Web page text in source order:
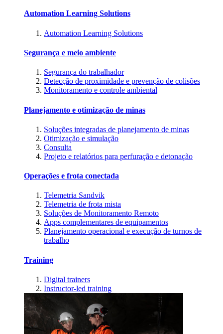
Automation Learning Solutions
Automation Learning Solutions
Segurança e meio ambiente
Segurança do trabalhador
Detecção de proximidade e prevenção de colisões
Monitoramento e controle ambiental
Planejamento e otimização de minas
Soluções integradas de planejamento de minas
Otimização e simulação
Consulta
Projeto e relatórios para perfuração e detonação
Operações e frota conectada
Telemetria Sandvik
Telemetria de frota mista
Soluções de Monitoramento Remoto
Apps complementares de equipamentos
Planejamento operacional e execução de turnos de
trabalho
Training
Digital trainers
Instructor-led training